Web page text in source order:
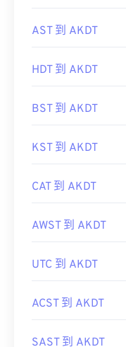
AST 到 AKDT
HDT 到 AKDT
BST 到 AKDT
KST 到 AKDT
CAT 到 AKDT
AWST 到 AKDT
UTC 到 AKDT
ACST 到 AKDT
SAST 到 AKDT